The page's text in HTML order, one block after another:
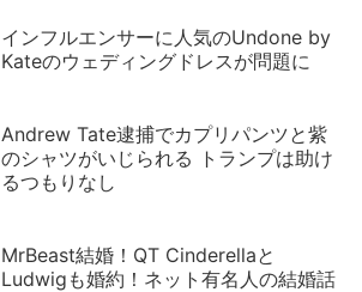
インフルエンサーに人気のUndone by
Kateのウェディングドレスが問題に
Andrew Tate逮捕でカプリパンツと紫
のシャツがいじられる トランプは助け
るつもりなし
MrBeast結婚！QT Cinderellaと
Ludwigも婚約！ネット有名人の結婚話